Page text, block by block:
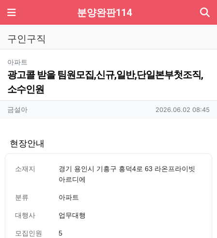
메뉴 분양완판114
구인구직
아파트
광고콜 받을 팀원모집,신규,일반,단일본부첫조직,
소수인원
작성자 정보
금설아작성 작성일
2026.06.02 08:45
현장안내
소재지
경기 용인시 기흥구 흥덕4로 63 라온프라이빗
아르디에
분류 아파트
대행사 업무대행
모집인원 5